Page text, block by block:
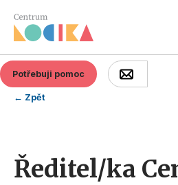
Potřebuji pomoc
← Zpět
Ředitel/ka